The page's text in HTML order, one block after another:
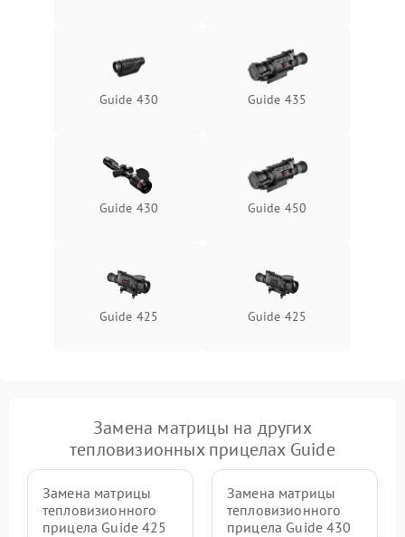
защиты от замыкания
Подробнее →
Поломка системы защиты
от перенапряжения
Подробнее →
Guide 430 Guide 435
Guide 430 Guide 450
Guide 425 Guide 425
Замена матрицы на других
тепловизионных прицелах Guide
Замена матрицы
тепловизионного
прицела Guide 425
Замена матрицы
тепловизионного
прицела Guide 430